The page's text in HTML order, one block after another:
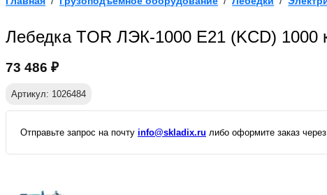
Лебедка TOR ЛЭК-1000 E21 (KCD) 1000
73 486 ₽
Артикул: 1026484
Отправьте запрос на почту info@skladix.ru либо оформите заказ